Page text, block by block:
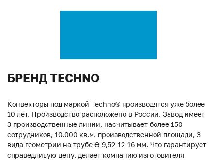
БРЕНД TECHNO
Конвекторы под маркой Techno® производятся уже более
10 лет. Производство расположено в России. Завод имеет
3 производственные линии, насчитывает более 150
сотрудников, 10.000 кв.м. производственной площади, 3
вида геометрии на трубе ϴ 9,52-12-16 мм. Что гарантирует
справедливую цену, делает компанию изготовителя